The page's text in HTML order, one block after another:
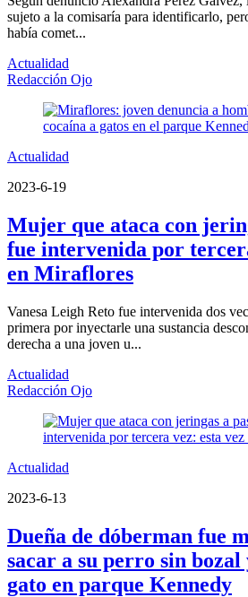
sujeto a la comisaría para identificarlo,
había comet...
Actualidad
Redacción Ojo
Actualidad
2023-6-19
Mujer que ataca con
fue intervenida por
en Miraflores
Vanesa Leigh Reto fue intervenida dos
primera por inyectarle una sustancia
derecha a una joven u...
Actualidad
Redacción Ojo
Actualidad
2023-6-13
Dueña de dóberman fue
sacar a su perro sin
gato en parque Kennedy